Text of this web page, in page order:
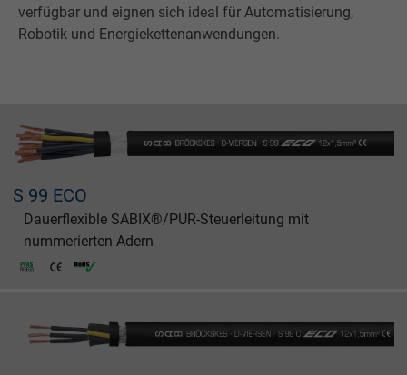
verfügbar und eignen sich ideal für Automatisierung,
Robotik und Energiekettenanwendungen.
S 99 ECO
Dauerflexible SABIX®/PUR-Steuerleitung mit
nummerierten Adern